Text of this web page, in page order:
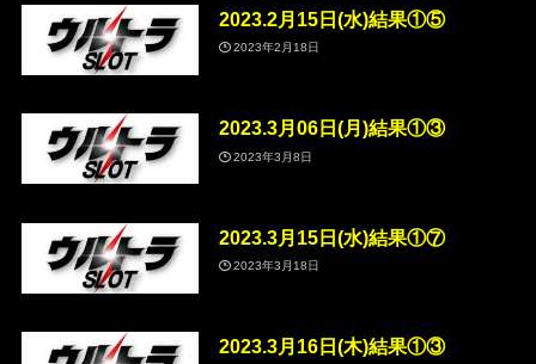
2023.2月15日(水)結果①⑤
2023年2月18日
2023.3月06日(月)結果①③
2023年3月8日
2023.3月15日(水)結果①⑦
2023年3月18日
2023.3月16日(木)結果①③